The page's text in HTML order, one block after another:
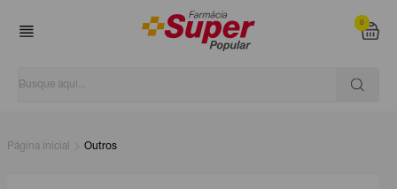
0
Página inicial Outros